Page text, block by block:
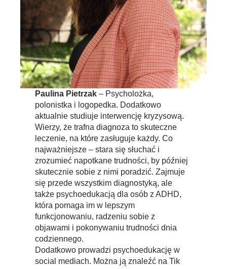
Paulina Pietrzak – Psycholożka,
polonistka i logopedka. Dodatkowo
aktualnie studiuje interwencję kryzysową.
Wierzy, że trafna diagnoza to skuteczne
leczenie, na które zasługuje każdy. Co
najważniejsze – stara się słuchać i
zrozumieć napotkane trudności, by później
skutecznie sobie z nimi poradzić. Zajmuje
się przede wszystkim diagnostyką, ale
także psychoedukacją dla osób z ADHD,
która pomaga im w lepszym
funkcjonowaniu, radzeniu sobie z
objawami i pokonywaniu trudności dnia
codziennego.
Dodatkowo prowadzi psychoedukację w
social mediach. Można ją znaleźć na Tik